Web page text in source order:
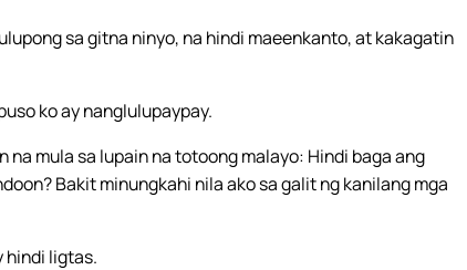
sa gitna ninyo, na hindi maeenkanto, at kakagatin
ko ay nanglulupaypay.
na mula sa lupain na totoong malayo: Hindi baga ang
Bakit minungkahi nila ako sa galit ng kanilang mga
hindi ligtas.